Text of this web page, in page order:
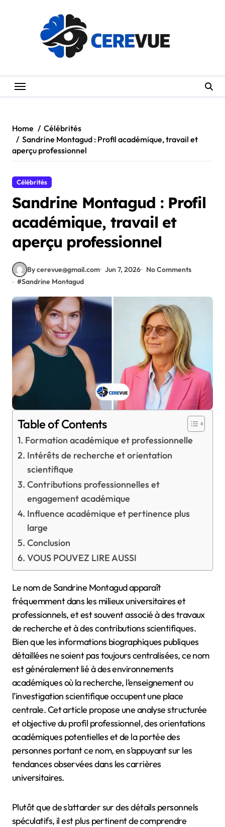
Home
Célébrités
Sandrine Montagud : Profil académique, travail et
aperçu professionnel
Célébrités
Sandrine Montagud : Profil
académique, travail et
aperçu professionnel
By cerevue@gmail.com Jun 7, 2026
No Comments
#Sandrine Montagud
Table of Contents
Formation académique et professionnelle
Intérêts de recherche et orientation
scientifique
Contributions professionnelles et
engagement académique
Influence académique et pertinence plus
large
Conclusion
VOUS POUVEZ LIRE AUSSI
Le nom de Sandrine Montagud apparaît
fréquemment dans les milieux universitaires et
professionnels, et est souvent associé à des travaux
de recherche et à des contributions scientifiques.
Bien que les informations biographiques publiques
détaillées ne soient pas toujours centralisées, ce nom
est généralement lié à des environnements
académiques où la recherche, l’enseignement ou
l’investigation scientifique occupent une place
centrale. Cet article propose une analyse structurée
et objective du profil professionnel, des orientations
académiques potentielles et de la portée des
personnes portant ce nom, en s’appuyant sur les
tendances observées dans les carrières
universitaires.
Plutôt que de s’attarder sur des détails personnels
spéculatifs, il est plus pertinent de comprendre